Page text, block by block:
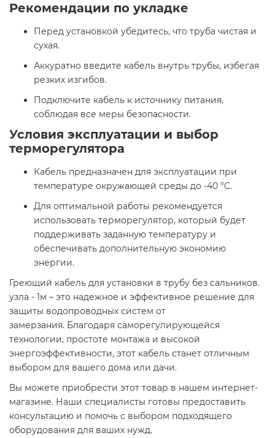
Рекомендации по укладке
Перед установкой убедитесь, что труба чистая и
сухая.
Аккуратно введите кабель внутрь трубы, избегая
резких изгибов.
Подключите кабель к источнику питания,
соблюдая все меры безопасности.​
Условия эксплуатации и выбор
терморегулятора
Кабель предназначен для эксплуатации при
температуре окружающей среды до -40 °C.
Для оптимальной работы рекомендуется
использовать терморегулятор, который будет
поддерживать заданную температуру и
обеспечивать дополнительную экономию
энергии.​
Греющий кабель для установки в трубу без сальников.
узла - 1м – это надежное и эффективное решение для
защиты водопроводных систем от
замерзания. Благодаря саморегулирующейся
технологии, простоте монтажа и высокой
энергоэффективности, этот кабель станет отличным
выбором для вашего дома или дачи.​
Вы можете приобрести этот товар в нашем интернет-
магазине. Наши специалисты готовы предоставить
консультацию и помочь с выбором подходящего
оборудования для ваших нужд.​